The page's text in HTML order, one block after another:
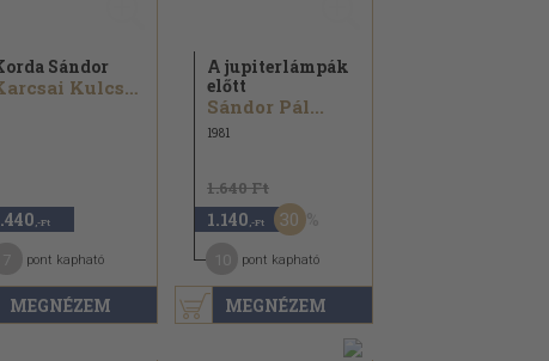
MEGNÉZEM
Sándor
Karcsai Kulcsár István...
,-Ft
pont kapható
MEGNÉZEM
A jupiterlámpák
előtt
Sándor Pál...
1981
1.640 Ft
1.140 ,-Ft 30
pont kapható